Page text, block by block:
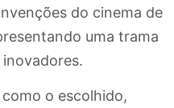
do cinema de
uma trama
o escolhido,